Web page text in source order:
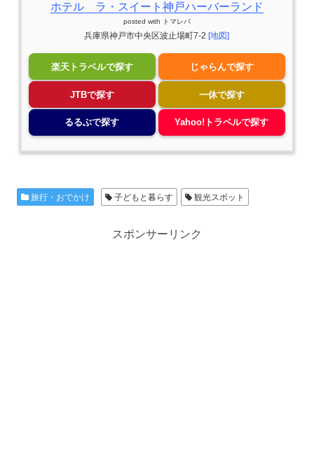
ホテル ラ・スイート神戸ハーバーランド
posted with トマレバ
兵庫県神戸市中央区波止場町7-2 [地図]
楽天トラベルで探す じゃらんで探す
JTBで探す 一休で探す
るるぶで探す Yahoo!トラベルで探す
旅行・おでかけ 子どもと暮らす 観光スポット
スポンサーリンク